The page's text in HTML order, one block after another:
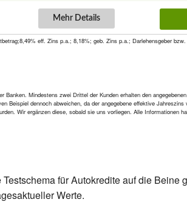
Mehr Details
eff. Zins p.a.; 8,18%; geb. Zins p.a.; Darlehensgeber
Mindestens zwei Drittel der Kunden erhalten den
Beispiel dennoch abweichen, da der angegebene effektive Jahreszins
Wir ergänzen diese, sobald sie uns vorliegen. Alle Informationen
für Autokredite auf die Beine
Werte.